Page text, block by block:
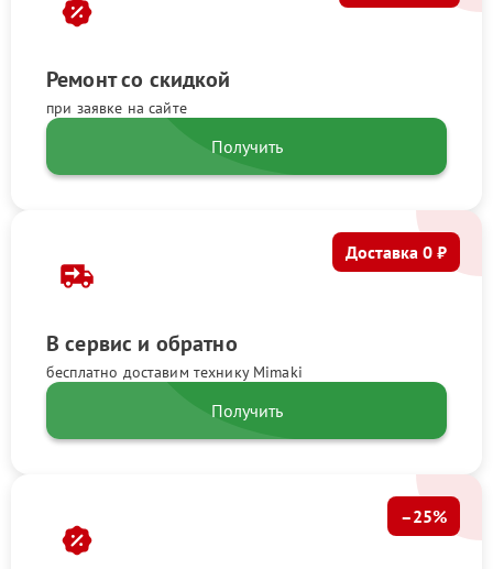
Ремонт со скидкой
при заявке на сайте
Получить
В сервис и обратно
бесплатно доставим технику Mimaki
Доставка 0 ₽
Получить
–25%